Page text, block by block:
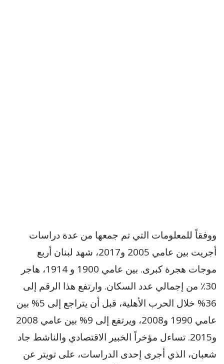
ووفقاً للمعلومات التي تم جمعها من عدة دراسات
أجريت بين عامي 2005 و2017، شهد لبنان أربع
موجات هجرة كبرى. بين عامي 1900 و 1914، هاجر
30٪ من إجمالي عدد السكان. وارتفع هذا الرقم إلى
36% خلال الحرب الأهلية، قبل أن يتراجع إلى 5% بين
عامي 1990 و2008، ويرتفع إلى 9% بين عامي 2008
و2015. تساءل مؤخراً الخبير الاقتصادي والناشط جاد
شعبان، الذي أجرى إحدى الدراسات، على تويتر عن